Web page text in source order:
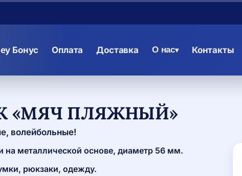
Бонус Оплата Доставка О нас▾ Контакты
«МЯЧ ПЛЯЖНЫЙ»
волейбольные!
на металлической основе, диаметр 56 мм.
рюкзаки, одежду.